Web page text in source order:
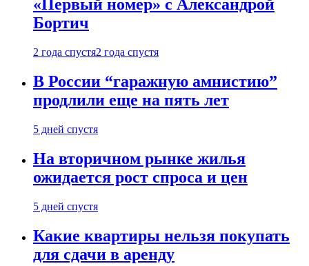
«Первый номер» с Александрой
Бортич
2 года спустя2 года спустя
В России “гаражную амнистию”
продлили еще на пять лет
5 дней спустя
На вторичном рынке жилья
ожидается рост спроса и цен
5 дней спустя
Какие квартиры нельзя покупать
для сдачи в аренду